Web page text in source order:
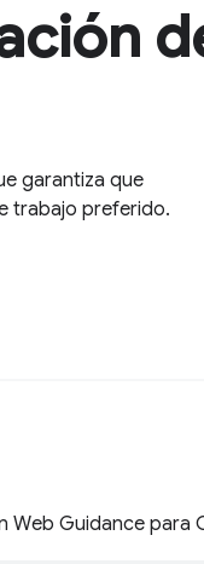
garantiza que
trabajo preferido.
Web Guidance para